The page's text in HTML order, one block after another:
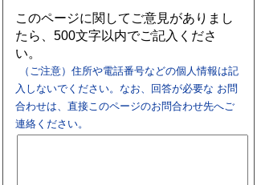
このページに関してご意見がありまし
たら、500文字以内でご記入くださ
い。
（ご注意）住所や電話番号などの個人情報は記
入しないでください。なお、回答が必要な お問
合わせは、直接このページのお問合わせ先へご
連絡ください。